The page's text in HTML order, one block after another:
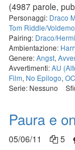
(4987 parole,
Personaggi: Draco
Tom Riddle/
Pairing: Draco/
Ambientazione:
Genere:Angst,
Avvertimenti:AU
Film, No Epilogo,
Serie: Nessuno
Paura e
05/06/11 5